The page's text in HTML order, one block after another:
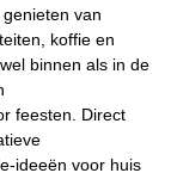
van
koffie en
binnen als in de
feesten. Direct
ideeën voor huis